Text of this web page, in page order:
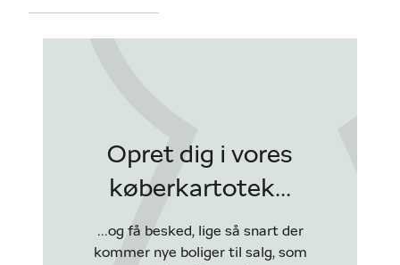
Opret dig i vores
køberkartotek...
...og få besked, lige så snart der
kommer nye boliger til salg, som